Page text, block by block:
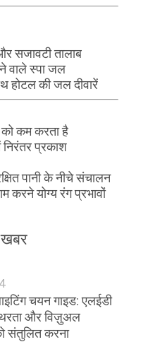
सजावटी तालाब
वाले स्पा जल
होटल की जल दीवारें
कम करता है
निरंतर प्रकाश
पानी के नीचे संचालन
करने योग्य रंग प्रभावों
खबर
चयन गाइड: एलईडी
और विज़ुअल
संतुलित करना